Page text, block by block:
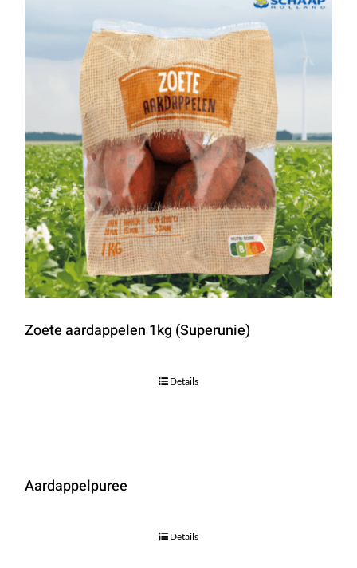
Zoete aardappelen 1kg (Superunie)
Details
Aardappelpuree
Details